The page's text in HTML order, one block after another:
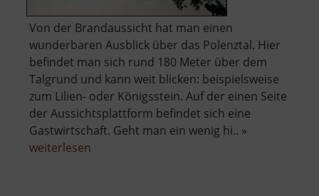
Von der Brandaussicht hat man einen
wunderbaren Ausblick über das Polenztal. Hier
befindet man sich rund 180 Meter über dem
Talgrund und kann weit blicken: beispielsweise
zum Lilien- oder Königsstein. Auf der einen Seite
der Aussichtsplattform befindet sich eine
Gastwirtschaft. Geht man ein wenig hi.. »
weiterlesen